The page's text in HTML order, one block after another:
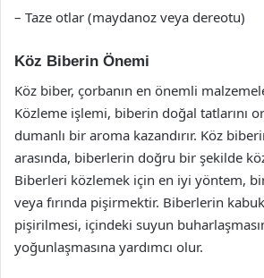
– Taze otlar (maydanoz veya dereotu)
Köz Biberin Önemi
Köz biber, çorbanın en önemli
Közleme işlemi, biberin doğal tatlarını
dumanlı bir aroma kazandırır. Köz
arasında, biberlerin doğru bir şekilde
Biberleri közlemek için en iyi yöntem,
veya fırında pişirmektir. Biberlerin
pişirilmesi, içindeki suyun
yoğunlaşmasına yardımcı olur.